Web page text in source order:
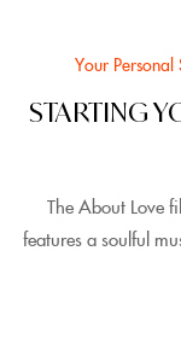
Your Personal
STARTING
The About Love
features a soulful